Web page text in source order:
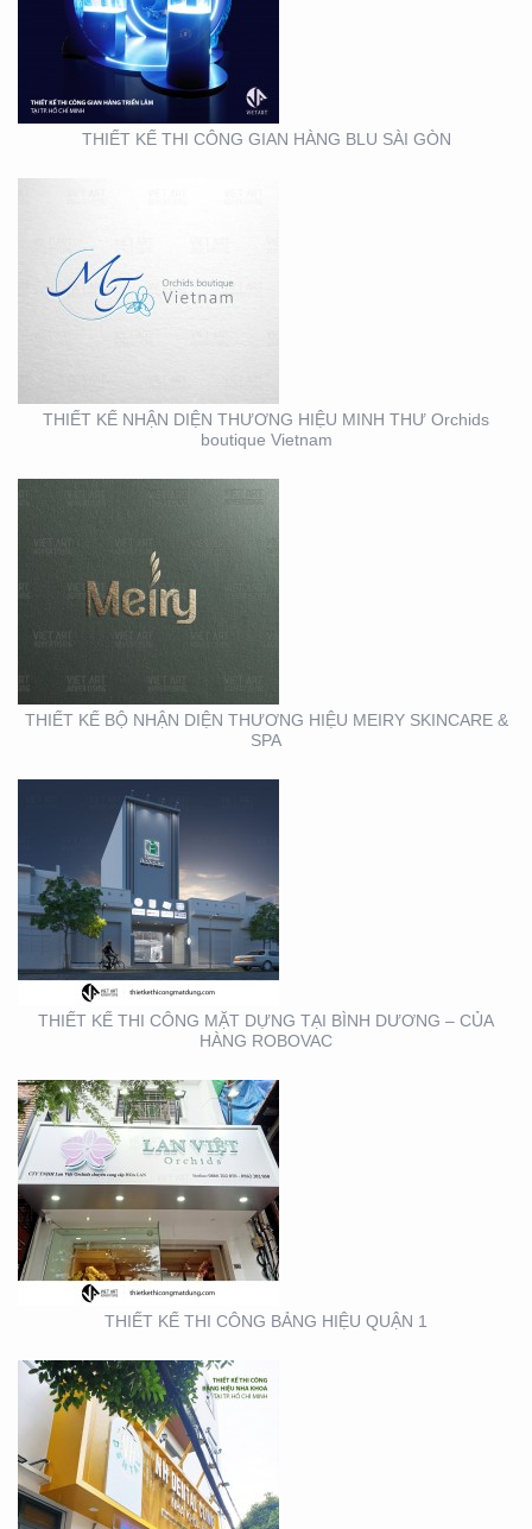
THIẾT KẾ THI CÔNG GIAN HÀNG BLU SÀI GÒN
THƯƠNG HIỆU MINH
THƯ ORCHIDS
BOUTIQUE VIETNAM
THIẾT KẾ NHẬN DIỆN THƯƠNG HIỆU MINH THƯ Orchids
boutique Vietnam
THIẾT KẾ BỘ NHẬN
DIỆN THƯƠNG HIỆU
THIẾT KẾ BỘ NHẬN DIỆN THƯƠNG HIỆU MEIRY SKINCARE &
SPA
THIẾT KẾ THI CÔNG
MẶT DỰNG TẠI BÌNH
DƯƠNG – CỦA HÀNG
THIẾT KẾ THI CÔNG MẶT DỰNG TẠI BÌNH DƯƠNG – CỦA
HÀNG ROBOVAC
THIẾT KẾ THI CÔNG
BẢNG HIỆU QUẬN 1
THIẾT KẾ THI CÔNG BẢNG HIỆU QUẬN 1
THIẾT KẾ THI CÔNG
BẢNG HIỆU NHA KHOA
TẠI TP. HỒ CHÍ MINH
THIẾT KẾ THI CÔNG
GIAN HÀNG ACG –
TRIỂN LÃM NHA KHOA